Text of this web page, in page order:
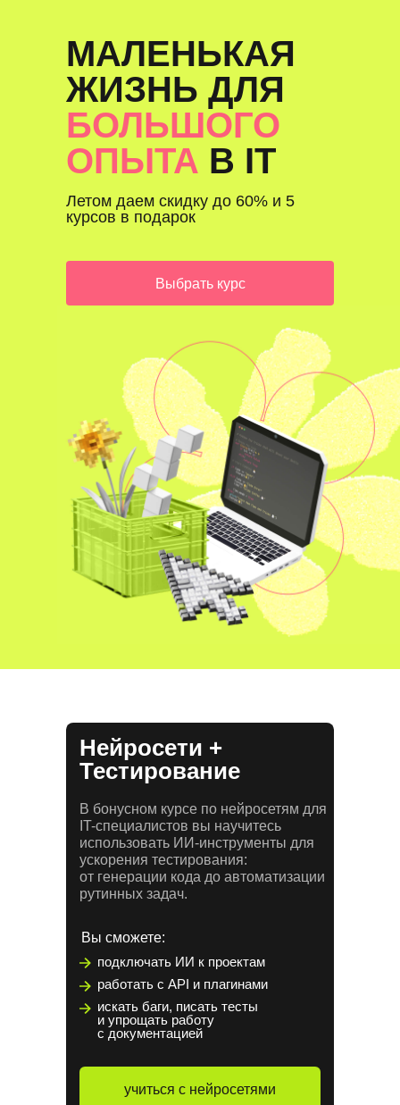
Летом даем скидку до 60% и 5
курсов в подарок
МАЛЕНЬКАЯ
ЖИЗНЬ ДЛЯ
БОЛЬШОГО
ОПЫТА В IT
Выбрать курс
Нейросети +
Тестирование
В бонусном курсе по нейросетям для
IT-специалистов вы научитесь
использовать ИИ-инструменты для
ускорения тестирования:
от генерации кода до автоматизации
рутинных задач.
учиться с нейросетями
Вы сможете:
подключать ИИ к проектам
работать с API и плагинами
искать баги, писать тесты
и упрощать работу
с документацией